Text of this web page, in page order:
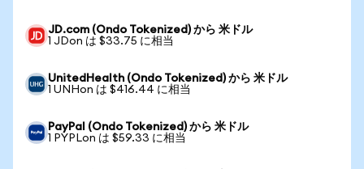
JD.com (Ondo Tokenized) から 米ドル
1 JDon は $33.75 に相当
UnitedHealth (Ondo Tokenized) から 米ドル
1 UNHon は $416.44 に相当
PayPal (Ondo Tokenized) から 米ドル
1 PYPLon は $59.33 に相当